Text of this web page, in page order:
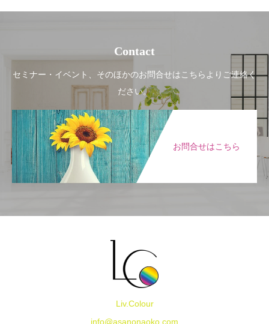
Contact
セミナー・イベント、そのほかのお問合せはこちらよりご連絡く
ださい。
お問合せはこちら
Liv.Colour
info@asanonaoko.com